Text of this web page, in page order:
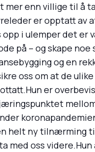
mer enn villige til å
er opptatt av
i ulemper det er
på – og skape noe
og en
oss om at de
er
helt ny tilnærming
med oss